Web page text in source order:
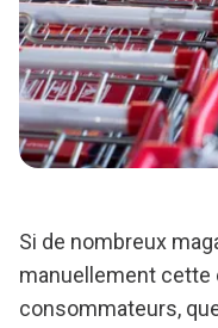
Si de nombreux
manuellement cette
consommateurs,